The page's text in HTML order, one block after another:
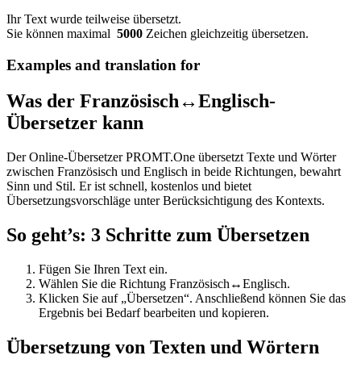
Ihr Text wurde teilweise übersetzt.
Sie können maximal 5000 Zeichen gleichzeitig übersetzen.
Examples and translation for
Was der Französisch↔Englisch-
Übersetzer kann
Der Online-Übersetzer PROMT.One übersetzt Texte und Wörter
zwischen Französisch und Englisch in beide Richtungen, bewahrt
Sinn und Stil. Er ist schnell, kostenlos und bietet
Übersetzungsvorschläge unter Berücksichtigung des Kontexts.
So geht’s: 3 Schritte zum Übersetzen
Fügen Sie Ihren Text ein.
Wählen Sie die Richtung Französisch↔Englisch.
Klicken Sie auf „Übersetzen“. Anschließend können Sie das
Ergebnis bei Bedarf bearbeiten und kopieren.
Übersetzung von Texten und Wörtern